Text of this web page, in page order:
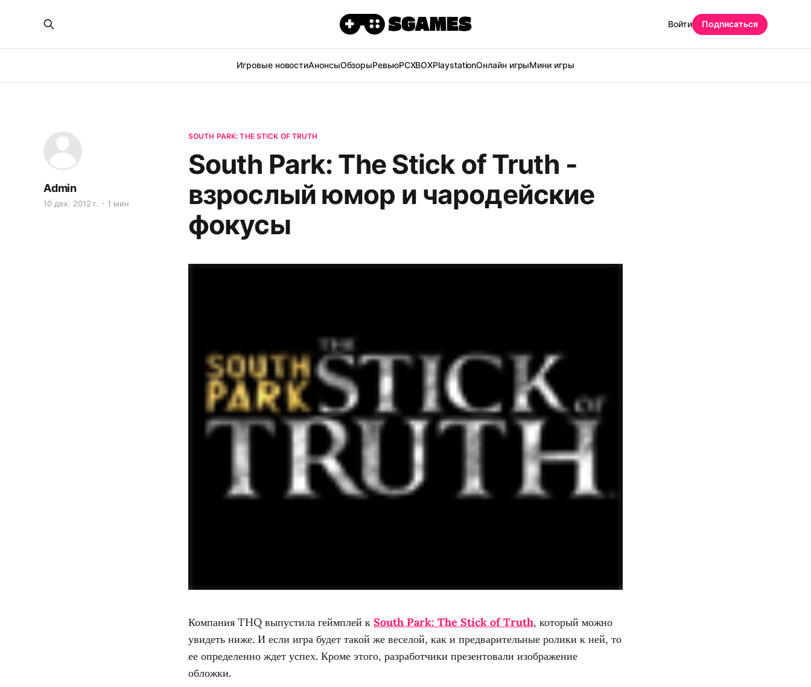
Игровые новостиАнонсыОбзорыРевьюPCXBOXPlaystationОнлайн игрыМини игры
Войти Подписаться
SOUTH PARK: THE STICK OF TRUTH
South Park: The Stick of Truth -
взрослый юмор и чародейские
фокусы
Admin
10 дек. 2012 г. 1 мин
Компания THQ выпустила геймплей к South Park: The Stick of Truth, который можно
увидеть ниже. И если игра будет такой же веселой, как и предварительные ролики к ней, то
ее определенно ждет успех. Кроме этого, разработчики презентовали изображение
обложки.